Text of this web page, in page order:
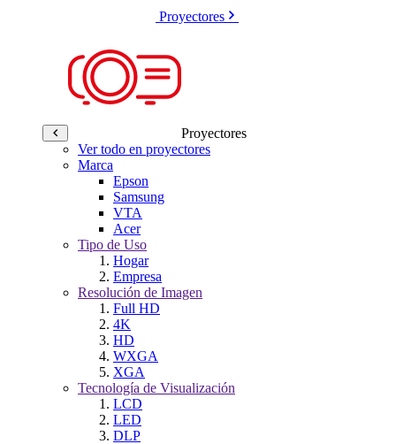
Proyectores
Proyectores
Ver todo en proyectores
Marca
Epson
Samsung
VTA
Acer
Tipo de Uso
Hogar
Empresa
Resolución de Imagen
Full HD
4K
HD
WXGA
XGA
Tecnología de Visualización
LCD
LED
DLP